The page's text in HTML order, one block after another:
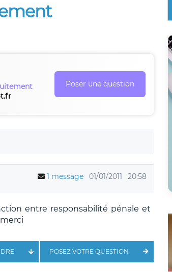
Poser une question
1 message 01/01/2011 20:58
entre responsabilité pénale et
POSEZ VOTRE QUESTION